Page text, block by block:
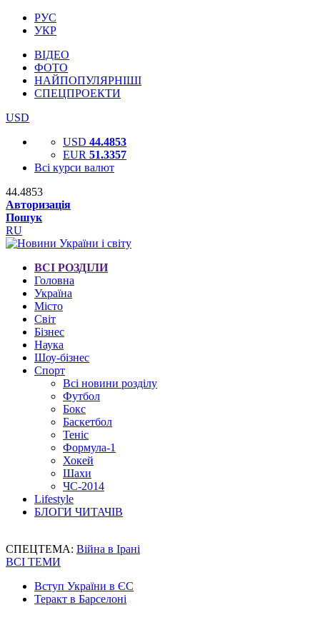
РУС
УКР
ВІДЕО
ФОТО
НАЙПОПУЛЯРНІШІ
СПЕЦПРОЕКТИ
USD
USD 44.4853
EUR 51.3357
Всі курси валют
44.4853
Авторизація
Пошук
RU
ВСІ РОЗДІЛИ
Головна
Україна
Місто
Світ
Бізнес
Наука
Шоу-бізнес
Спорт
Всі новини розділу
Футбол
Бокс
Баскетбол
Теніс
Формула-1
Хокей
Шахи
ЧС-2014
Lifestyle
БЛОГИ ЧИТАЧІВ
СПЕЦТЕМА: Війна в Ірані
ВСІ ТЕМИ
Вступ України в ЄС
Теракт в Барселоні